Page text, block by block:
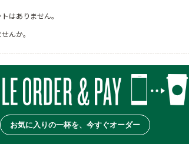
はありません。
んか。
お気に入りの一杯を、今すぐオーダー